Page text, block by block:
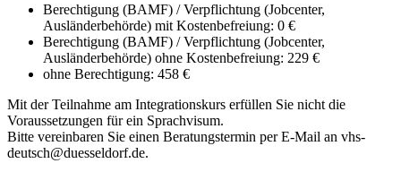
Berechtigung (BAMF) / Verpflichtung (Jobcenter,
Ausländerbehörde) mit Kostenbefreiung: 0 €
Berechtigung (BAMF) / Verpflichtung (Jobcenter,
Ausländerbehörde) ohne Kostenbefreiung: 229 €
ohne Berechtigung: 458 €
Mit der Teilnahme am Integrationskurs erfüllen Sie nicht die
Voraussetzungen für ein Sprachvisum.
Bitte vereinbaren Sie einen Beratungstermin per E-Mail an vhs-
deutsch@duesseldorf.de.